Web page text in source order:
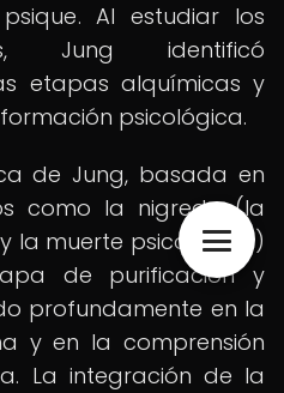
Al estudiar los
Jung identificó
etapas alquímicas y
psicológica.
de Jung, basada en
como la nigredo (la
la muerte psicológica)
de purificación y
profundamente en la
y en la comprensión
La integración de la